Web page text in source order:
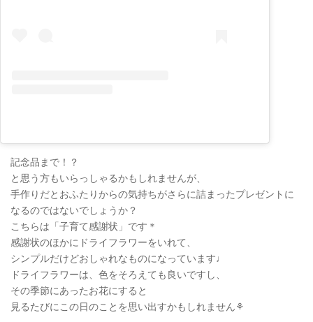
記念品まで！？
と思う方もいらっしゃるかもしれませんが、
手作りだとおふたりからの気持ちがさらに詰まったプレゼントに
なるのではないでしょうか？
こちらは「子育て感謝状」です＊
感謝状のほかにドライフラワーをいれて、
シンプルだけどおしゃれなものになっています♩
ドライフラワーは、色をそろえても良いですし、
その季節にあったお花にすると
見るたびにこの日のことを思い出すかもしれません⚘